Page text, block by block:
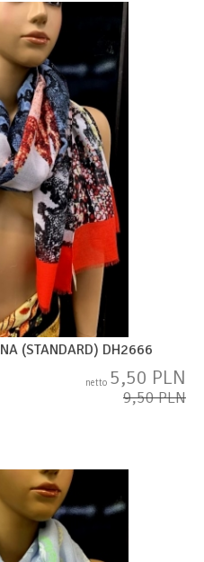
(STANDARD) DH2666
netto 5,50 PLN
9,50 PLN